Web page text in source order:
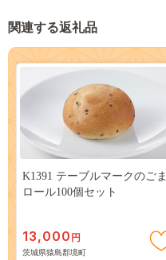
関連する返礼品
K1391 テーブルマークのごま
ロール100個セット
13,000 円
茨城県猿島郡境町